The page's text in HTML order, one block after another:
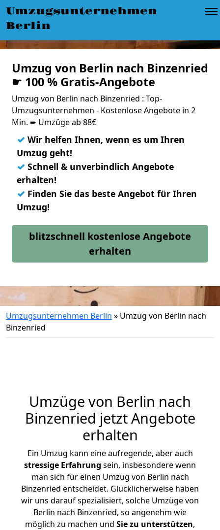
Umzugsunternehmen
Berlin
Umzug von Berlin nach Binzenried
☛ 100 % Gratis-Angebote
Umzug von Berlin nach Binzenried : Top-
Umzugsunternehmen - Kostenlose Angebote in 2
Min. ➨ Umzüge ab 88€
✓ Wir helfen Ihnen, wenn es um Ihren
Umzug geht!
✓ Schnell & unverbindlich Angebote
erhalten!
✓ Finden Sie das beste Angebot für Ihren
Umzug!
blitzschnell kostenlose Angebote
erhalten
Umzugsunternehmen Berlin » Umzug von Berlin nach
Binzenried
Umzüge von Berlin nach
Binzenried jetzt Angebote
erhalten
Ein Umzug kann eine aufregende, aber auch
stressige Erfahrung sein, insbesondere wenn
man sich für einen Umzug von Berlin nach
Binzenried entscheidet. Glücklicherweise haben
wir uns darauf spezialisiert, solche Umzüge von
Berlin nach Binzenried, so angenehm wie
möglich zu machen und Sie zu unterstützen,